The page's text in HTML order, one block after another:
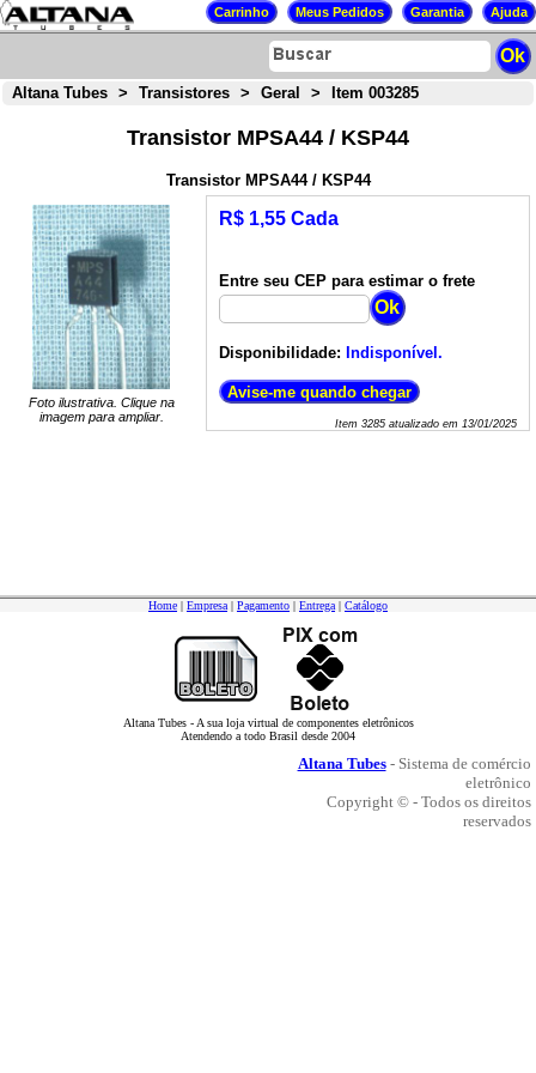
Altana Tubes > Transistores > Geral > Item 003285
Transistor MPSA44 / KSP44
Transistor MPSA44 / KSP44
Foto ilustrativa. Clique na
imagem para ampliar.
R$ 1,55 Cada
Entre seu CEP para estimar o frete
Disponibilidade: Indisponível.
Item 3285atualizado em 13/01/2025
Home | Empresa | Pagamento | Entrega | Catálogo
Altana Tubes - A sua loja virtual de componentes eletrônicos
Atendendo a todo Brasil desde 2004
Altana Tubes- Sistema de comércio
eletrônico
Copyright © - Todos os direitos
reservados